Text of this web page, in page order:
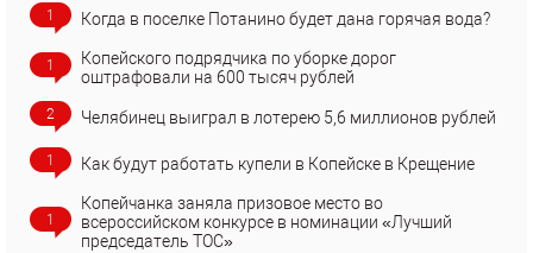
1 Когда в поселке Потанино будет дана горячая вода?
1
Копейского подрядчика по уборке дорог
оштрафовали на 600 тысяч рублей
2 Челябинец выиграл в лотерею 5,6 миллионов рублей
1 Как будут работать купели в Копейске в Крещение
1
Копейчанка заняла призовое место во
всероссийском конкурсе в номинации «Лучший
председатель ТОС»